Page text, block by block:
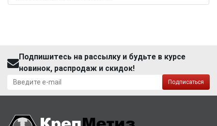
Подпишитесь на рассылку и будьте в курсе
новинок, распродаж и скидок!
Подписаться